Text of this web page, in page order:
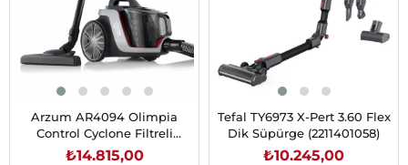
Arzum AR4094 Olimpia
Control Cyclone Filtreli
Elektrik Süpürgesi
₺14.815,00
Tefal TY6973 X-Pert 3.60 Flex
Dik Süpürge (2211401058)
₺10.245,00